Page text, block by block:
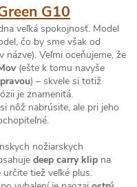
G10
veľká spokojnosť. Model
čo by sme však od
názve). Veľmi oceňujeme, že
(ešte k tomu navyše
) – skvele si totiž
je znamenitá.
nôž nabrúsite, ale pri jeho
nožiarskych
deep carry klip na
tiež veľké plus.